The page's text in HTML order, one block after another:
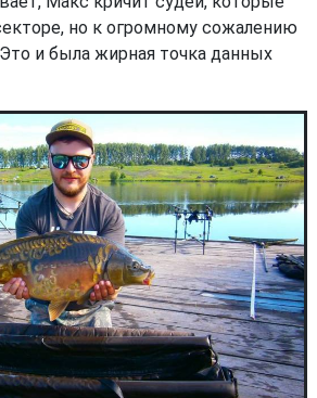
но к огромному сожалению
и была жирная точка данных